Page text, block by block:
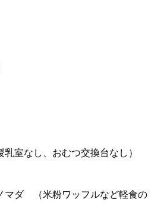
室なし、おむつ交換台なし）
マダ （米粉ワッフルなど軽食の